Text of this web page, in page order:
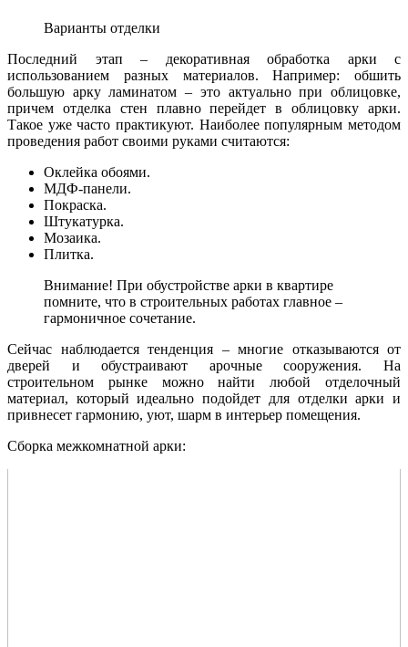
Варианты отделки
Последний этап – декоративная обработка арки с
использованием разных материалов. Например: обшить
большую арку ламинатом – это актуально при облицовке,
причем отделка стен плавно перейдет в облицовку арки.
Такое уже часто практикуют. Наиболее популярным методом
проведения работ своими руками считаются:
Оклейка обоями.
МДФ-панели.
Покраска.
Штукатурка.
Мозаика.
Плитка.
Внимание! При обустройстве арки в квартире
помните, что в строительных работах главное –
гармоничное сочетание.
Сейчас наблюдается тенденция – многие отказываются от
дверей и обустраивают арочные сооружения. На
строительном рынке можно найти любой отделочный
материал, который идеально подойдет для отделки арки и
привнесет гармонию, уют, шарм в интерьер помещения.
Сборка межкомнатной арки: